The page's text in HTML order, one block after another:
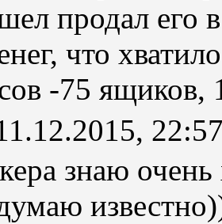
продал его
что
-75
знаю